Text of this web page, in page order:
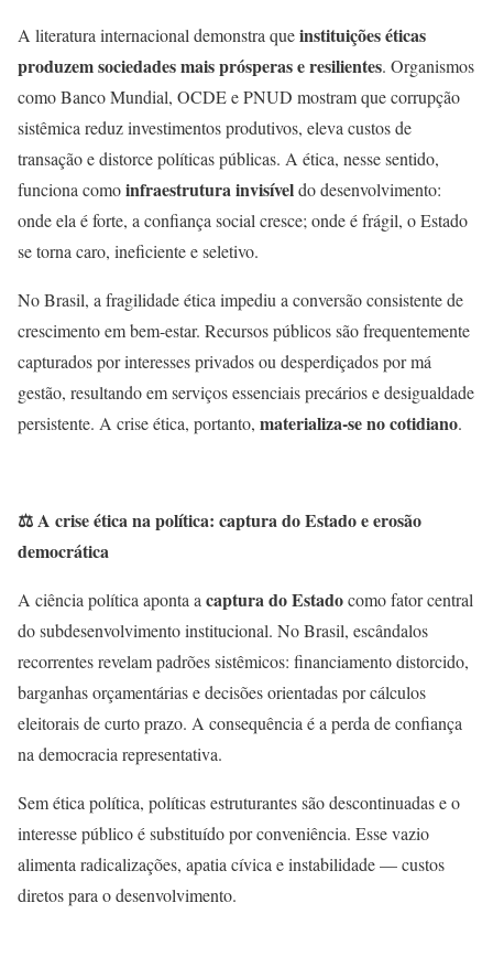
A literatura internacional demonstra queinstituições éticas
produzem sociedades mais prósperas e resilientes. Organismos
como Banco Mundial, OCDE e PNUD mostram que corrupção
sistêmica reduz investimentos produtivos, eleva custos de
transação e distorce políticas públicas. A ética, nesse sentido,
funciona comoinfraestrutura invisíveldo desenvolvimento:
onde ela é forte, a confiança social cresce; onde é frágil, o Estado
se torna caro, ineficiente e seletivo.
No Brasil, a fragilidade ética impediu a conversão consistente de
crescimento em bem-estar. Recursos públicos são frequentemente
capturados por interesses privados ou desperdiçados por má
gestão, resultando em serviços essenciais precários e desigualdade
persistente. A crise ética, portanto, materializa-se no cotidiano.
⚖️A crise ética na política: captura do Estado e erosão
democrática
A ciência política aponta a captura do Estadocomo fator central
do subdesenvolvimento institucional. No Brasil, escândalos
recorrentes revelam padrões sistêmicos: financiamento distorcido,
barganhas orçamentárias e decisões orientadas por cálculos
eleitorais de curto prazo. A consequência é a perda de confiança
na democracia representativa.
Sem ética política, políticas estruturantes são descontinuadas e o
interesse público é substituído por conveniência. Esse vazio
alimenta radicalizações, apatia cívica e instabilidade — custos
diretos para o desenvolvimento.